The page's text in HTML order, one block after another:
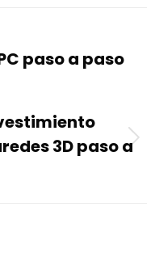
paso a paso
3D paso a